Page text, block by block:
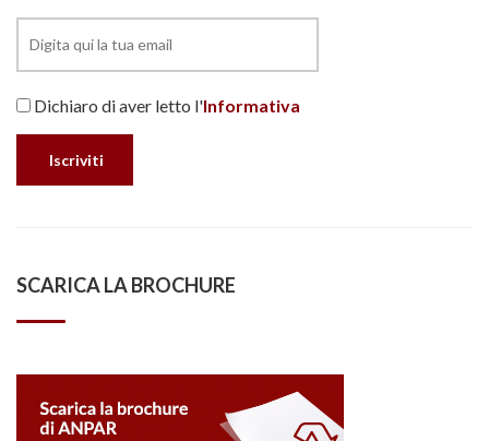
Dichiaro di aver letto l'Informativa
SCARICA LA BROCHURE